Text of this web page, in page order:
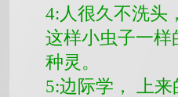
4:人很久不洗头
这样小虫子一
种灵。
5:边际学， 上